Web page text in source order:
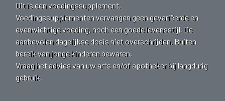
Dit is een voedingssupplement.
Voedingssupplementen vervangen geen gevariëerde en
evenwichtige voeding, noch een goede levensstijl. De
aanbevolen dagelijkse dosis niet overschrijden. Buiten
bereik van jonge kinderen bewaren.
Vraag het advies van uw arts en/of apotheker bij langdurig
gebruik.